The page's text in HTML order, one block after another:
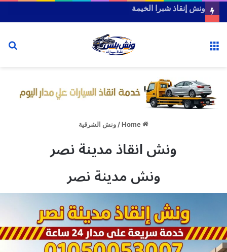
رقم ونش انقاذ سريع على طريق السنبلاوين – الزقازيق
الجديد
ونش الشرقية
ونش انقاذ مدينة نصر
ونش مدينة نصر